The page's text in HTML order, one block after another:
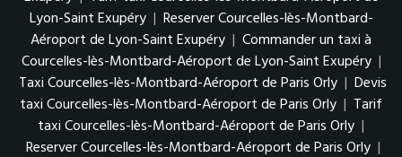
Lyon-Saint Exupéry | Reserver Courcelles-lès-Montbard-
Aéroport de Lyon-Saint Exupéry | Commander un taxi à
Courcelles-lès-Montbard-Aéroport de Lyon-Saint Exupéry |
Taxi Courcelles-lès-Montbard-Aéroport de Paris Orly | Devis
taxi Courcelles-lès-Montbard-Aéroport de Paris Orly | Tarif
taxi Courcelles-lès-Montbard-Aéroport de Paris Orly |
Reserver Courcelles-lès-Montbard-Aéroport de Paris Orly |